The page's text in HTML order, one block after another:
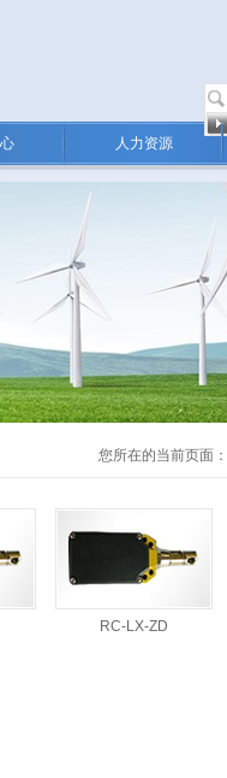
人力资源
您所在的当前页面：
RC-LX-ZD